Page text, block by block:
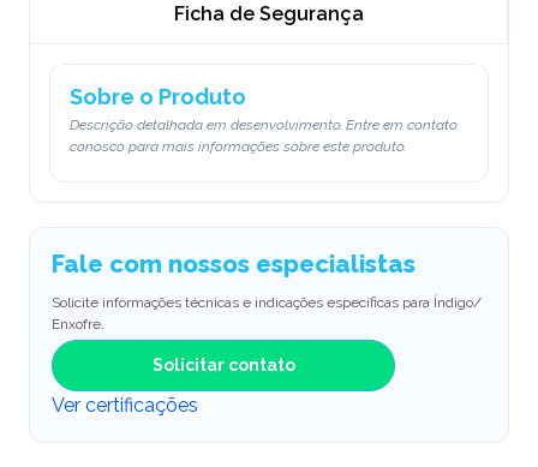
Ficha de Segurança
Sobre o Produto
Descrição detalhada em desenvolvimento. Entre em contato
conosco para mais informações sobre este produto.
Fale com nossos especialistas
Solicite informações técnicas e indicações específicas para Índigo/
Enxofre.
Solicitar contato
Ver certificações